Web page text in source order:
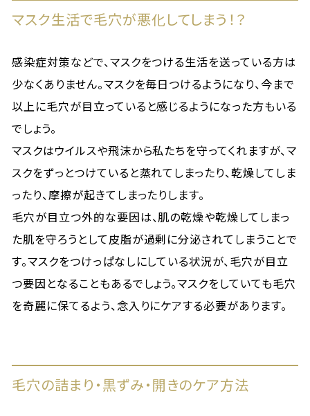
マスク生活で毛穴が悪化してしまう！？
感染症対策などで、マスクをつける生活を送っている方は
少なくありません。マスクを毎日つけるようになり、今まで
以上に毛穴が目立っていると感じるようになった方もいる
でしょう。
マスクはウイルスや飛沫から私たちを守ってくれますが、マ
スクをずっとつけていると蒸れてしまったり、乾燥してしま
ったり、摩擦が起きてしまったりします。
毛穴が目立つ外的な要因は、肌の乾燥や乾燥してしまっ
た肌を守ろうとして皮脂が過剰に分泌されてしまうことで
す。マスクをつけっぱなしにしている状況が、毛穴が目立
つ要因となることもあるでしょう。マスクをしていても毛穴
を奇麗に保てるよう、念入りにケアする必要があります。
毛穴の詰まり・黒ずみ・開きのケア方法